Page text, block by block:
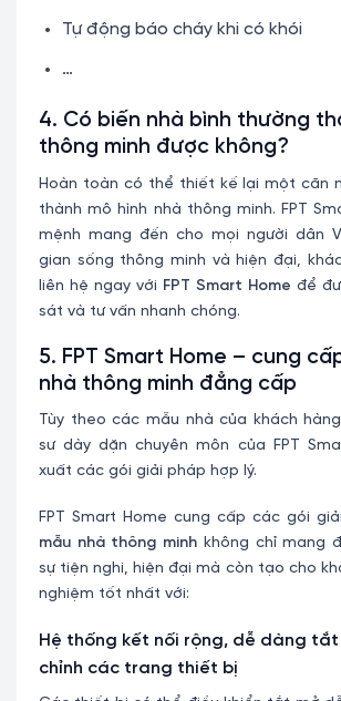
Tự động báo cháy khi có khói
…
4. Có biến nhà bình thường
thông minh được không?
Hoàn toàn có thể thiết kế lại một căn
thành mô hình nhà thông minh. FPT
mệnh mang đến cho mọi người dân
gian sống thông minh và hiện đại,
liên hệ ngay với FPT Smart Home để
sát và tư vấn nhanh chóng.
5. FPT Smart Home – cung
nhà thông minh đẳng cấp
Tùy theo các mẫu nhà của khách
sư dày dặn chuyên môn của FPT
xuất các gói giải pháp hợp lý.
FPT Smart Home cung cấp các gói
mẫu nhà thông minh không chỉ mang
sự tiện nghi, hiện đại mà còn tạo cho
nghiệm tốt nhất với:
Hệ thống kết nối rộng, dễ dàng tắt
chỉnh các trang thiết bị